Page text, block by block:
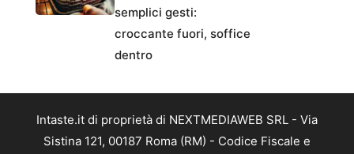
semplici gesti:
croccante fuori, soffice
dentro
Intaste.it di proprietà di NEXTMEDIAWEB SRL - Via
Sistina 121, 00187 Roma (RM) - Codice Fiscale e